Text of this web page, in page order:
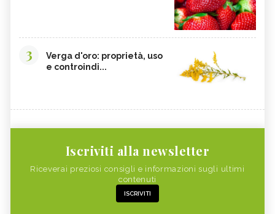
3
Verga d'oro: proprietà, uso
e controindi...
Iscriviti alla newsletter
Riceverai preziosi consigli e informazioni sugli ultimi
contenuti
ISCRIVITI